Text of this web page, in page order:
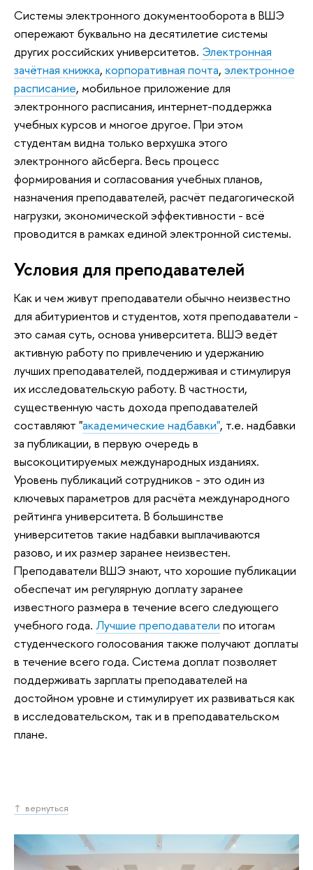
Системы электронного документооборота в ВШЭ
опережают буквально на десятилетие системы
других российских университетов. Электронная
зачётная книжка, корпоративная почта, электронное
расписание, мобильное приложение для
электронного расписания, интернет-поддержка
учебных курсов и многое другое. При этом
студентам видна только верхушка этого
электронного айсберга. Весь процесс
формирования и согласования учебных планов,
назначения преподавателей, расчёт педагогической
нагрузки, экономической эффективности - всё
проводится в рамках единой электронной системы.
Условия для преподавателей
Как и чем живут преподаватели обычно неизвестно
для абитуриентов и студентов, хотя преподаватели -
это самая суть, основа университета. ВШЭ ведёт
активную работу по привлечению и удержанию
лучших преподавателей, поддерживая и стимулируя
их исследовательскую работу. В частности,
существенную часть дохода преподавателей
составляют "академические надбавки", т.е. надбавки
за публикации, в первую очередь в
высокоцитируемых международных изданиях.
Уровень публикаций сотрудников - это один из
ключевых параметров для расчёта международного
рейтинга университета. В большинстве
университетов такие надбавки выплачиваются
разово, и их размер заранее неизвестен.
Преподаватели ВШЭ знают, что хорошие публикации
обеспечат им регулярную доплату заранее
известного размера в течение всего следующего
учебного года. Лучшие преподаватели по итогам
студенческого голосования также получают доплаты
в течение всего года. Система доплат позволяет
поддерживать зарплаты преподавателей на
достойном уровне и стимулирует их развиваться как
в исследовательском, так и в преподавательском
плане.
↑ вернуться